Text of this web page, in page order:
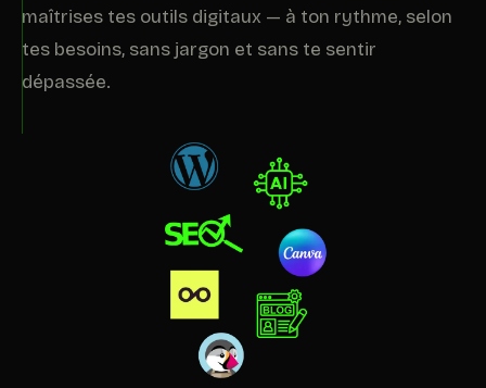
maîtrises tes outils digitaux — à ton rythme, selon
tes besoins, sans jargon et sans te sentir
dépassée.